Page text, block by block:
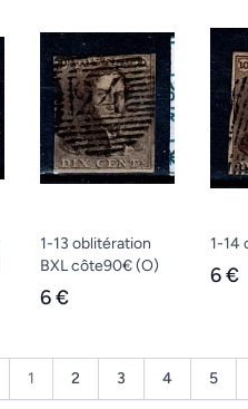
1-13 oblitération
BXL côte90€(O)
6 €
1-14
6 €
1 2 3 4 5